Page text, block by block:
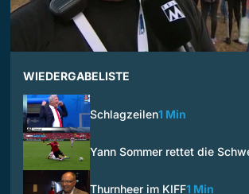
WIEDERGABELISTE
Schlagzeilen1 Min
Yann Sommer rettet die
Thurnheer im KIFF1 Min